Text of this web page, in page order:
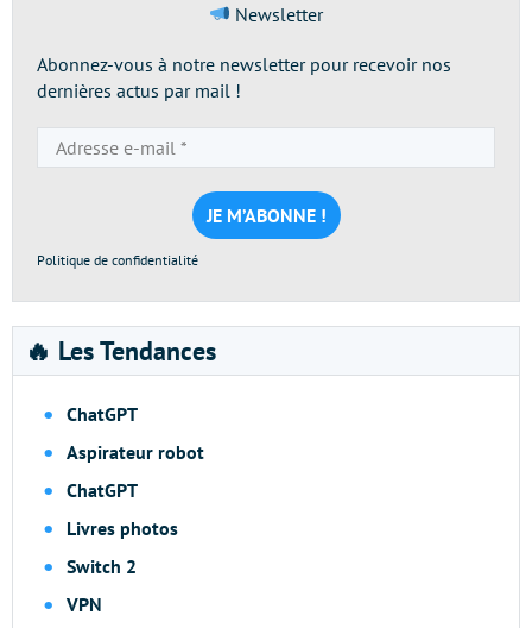
Newsletter
Abonnez-vous à notre newsletter pour recevoir nos
dernières actus par mail !
e-
mail
*
Politique de confidentialité
🔥 Les Tendances
ChatGPT
Aspirateur robot
ChatGPT
Livres photos
Switch 2
VPN